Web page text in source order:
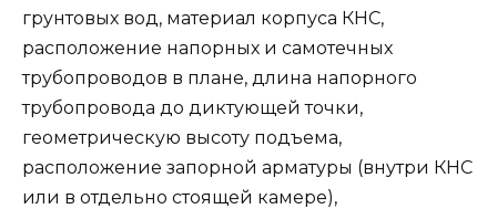
грунтовых вод, материал корпуса КНС,
расположение напорных и самотечных
трубопроводов в плане, длина напорного
трубопровода до диктующей точки,
геометрическую высоту подъема,
расположение запорной арматуры (внутри КНС
или в отдельно стоящей камере),